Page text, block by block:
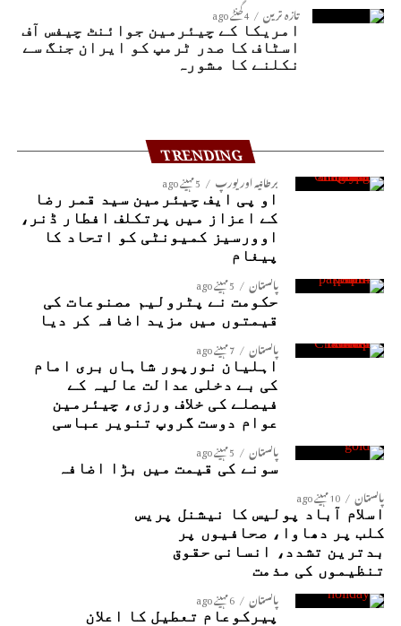
تازہ ترین 4 گھنٹے ago
امریکا کے چیئرمین جوائنٹ چیفس آف
اسٹاف کا صدر ٹرمپ کو ایران جنگ سے
نکلنے کا مشورہ
TRENDING
برطانیہ اور یورپ 5 مہینے ago
او پی ایف چیئرمین سید قمر رضا
کے اعزاز میں پرتکلف افطار ڈنر،
اوورسیز کمیونٹی کو اتحاد کا
پیغام
پاکستان 5 مہینے ago
حکومت نے پٹرولیم مصنوعات کی
قیمتوں میں مزید اضافہ کر دیا
پاکستان 7 مہینے ago
اہلیان نورپور شاہاں بری امام
کی بے دخلی عدالت عالیہ کے
فیصلے کی خلاف ورزی، چیئرمین
عوام دوست گروپ تنویر عباسی
پاکستان 5 مہینے ago
سونے کی قیمت میں بڑا اضافہ
پاکستان 10 مہینے ago
اسلام آباد پولیس کا نیشنل پریس
کلب پر دھاوا، صحافیوں پر
بدترین تشدد، انسانی حقوق
تنظیموں کی مذمت
پاکستان 6 مہینے ago
پیرکوعام تعطیل کا اعلان